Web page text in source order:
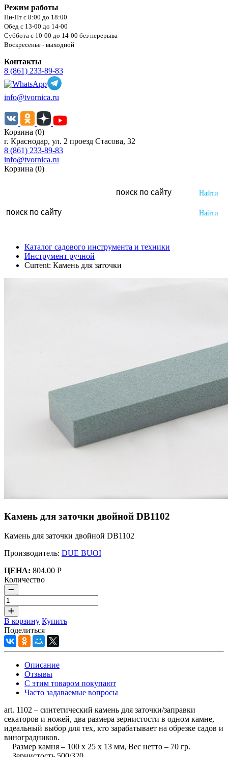
Режим работы
Пн-Пт с 8:00 до 18:00
Обед с 13-00 до 14-00
Суббота с 10-00 до 14-00 без перерыва
Воскресенье - выходной
Контакты
8 (861) 233-89-83
info@tvornica.ru
Корзина (0)
г. Краснодар, ул. 2 проезд Стасова, 32
8 (861) 233-89-83
info@tvornica.ru
Корзина (0)
Каталог садового инструмента и техники
Инструмент ручной
Current: Камень для заточки
Камень для заточки двойной DB1102
Камень для заточки двойной DB1102
Производитель: DUE BUOI
ЦЕНА: 804.00 Р
Количество
В корзину Купить
Поделиться
Описание
Отзывы
С этим товаром покупают
Часто задаваемые вопросы
art. 1102 – синтетический камень для заточки/заправки
секаторов и ножей, два размера зернистости в одном камне,
идеальный выбор для тех, кто зарабатывает на обрезке садов и
виноградников.
Размер камня – 100 х 25 х 13 мм, Вес нетто – 70 гр.